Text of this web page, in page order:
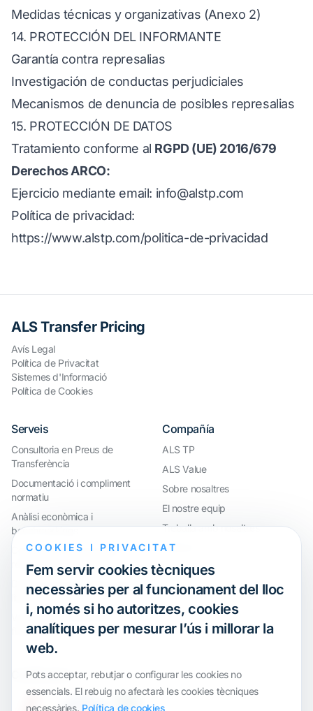
Medidas técnicas y organizativas (Anexo 2)
14. PROTECCIÓN DEL INFORMANTE
Garantía contra represalias
Investigación de conductas perjudiciales
Mecanismos de denuncia de posibles represalias
15. PROTECCIÓN DE DATOS
Tratamiento conforme al RGPD (UE) 2016/679
Derechos ARCO:
Ejercicio mediante email: info@alstp.com
Política de privacidad:
https://www.alstp.com/politica-de-privacidad
ALS Transfer Pricing
Avís Legal
Política de Privacitat
Sistemes d'Informació
Política de Cookies
Serveis
Consultoria en Preus de
Transferència
Documentació i compliment
normatiu
Anàlisi econòmica i
benchmarkings
Compliment internacional i
reorganització de grups
Defensa davant inspeccions i
litigis
Valoracions i operacions
financeres
Compañía
ALS TP
ALS Value
Sobre nosaltres
El nostre equip
Treballa amb nosaltres
Webinar
Certification
COOKIES I PRIVACITAT
Fem servir cookies tècniques
necessàries per al funcionament del lloc
i, només si ho autoritzes, cookies
analítiques per mesurar l’ús i millorar la
web.
Pots acceptar, rebutjar o configurar les cookies no
essencials. El rebuig no afectarà les cookies tècniques
necessàries. Política de cookies